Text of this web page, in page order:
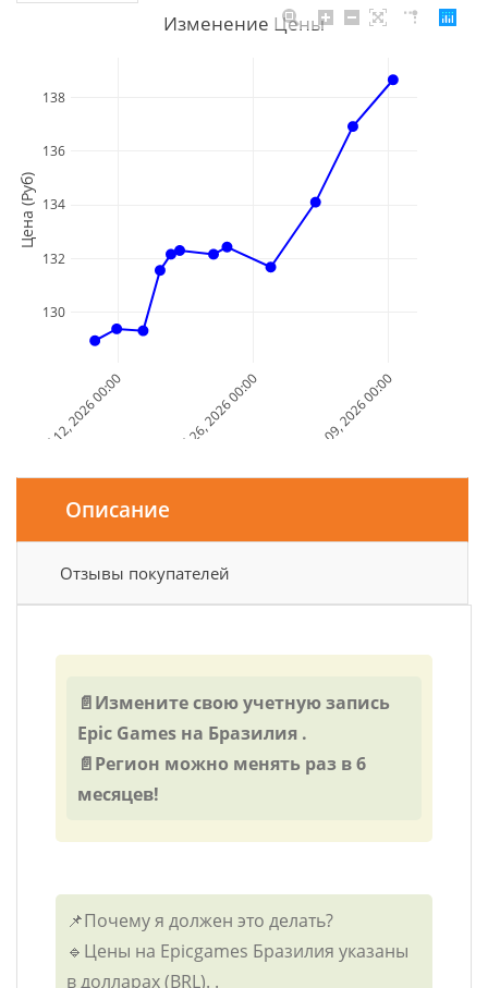
Jul 12, 2026 00:00 Jul 26, 2026 00:00 Aug 09, 2026 00:00
130
132
134
136
138
Изменение Цены
Цена (Руб)
Описание
Отзывы покупателей
📄Измените свою учетную запись
Epic Games на Бразилия .
📄Регион можно менять раз в 6
месяцев!
📌Почему я должен это делать?
🔹Цены на Epicgames Бразилия указаны
в долларах (BRL). .